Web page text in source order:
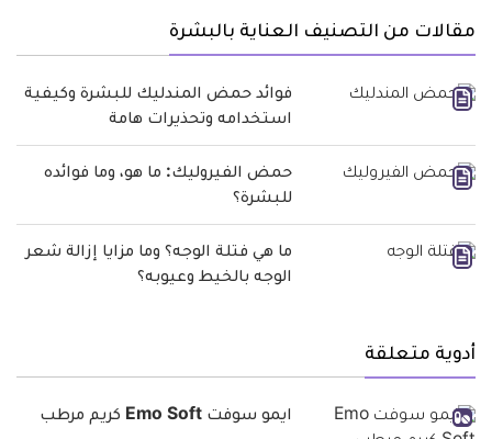
مقالات من التصنيف العناية بالبشرة
فوائد حمض المندليك للبشرة وكيفية
استخدامه وتحذيرات هامة
حمض الفيروليك: ما هو، وما فوائده
للبشرة؟
ما هي فتلة الوجه؟ وما مزايا إزالة شعر
الوجه بالخيط وعيوبه؟
أدوية متعلقة
ايمو سوفت Emo Soft كريم مرطب